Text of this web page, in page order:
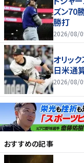
ズン70
勝打
2026/08/
オリッ
日米通
2026/08/
おすすめの記事